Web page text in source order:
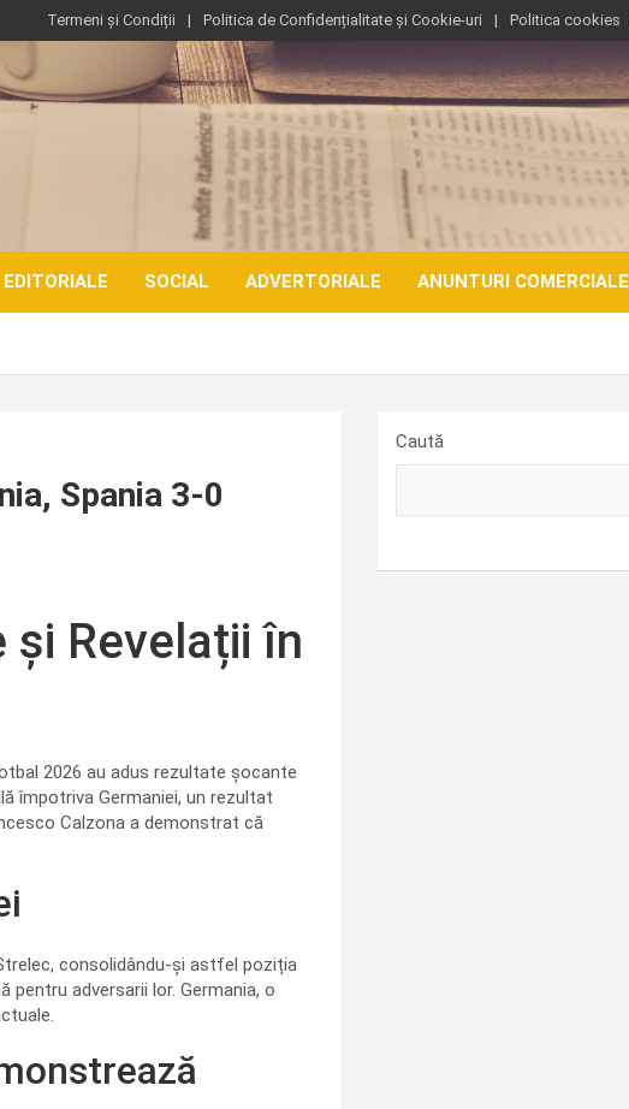
Termeni și Condiții Politica de Confidențialitate și Cookie-uri Politica cookies
EDITORIALE SOCIAL ADVERTORIALE ANUNTURI COMERCIALE
Spania 3-0
și Revelații în
2026 au adus rezultate șocante
împotriva Germaniei, un rezultat
Calzona a demonstrat că
consolidându-și astfel poziția
adversarii lor. Germania, o
Caută